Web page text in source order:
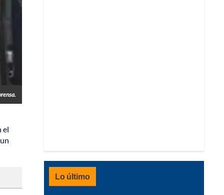
el
Lo último